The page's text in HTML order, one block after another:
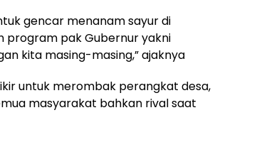
gencar menanam sayur di
program pak Gubernur yakni
kita masing-masing,” ajaknya
untuk merombak perangkat desa,
masyarakat bahkan rival saat